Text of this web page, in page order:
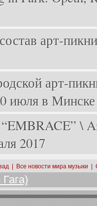
арт-
арт-
июля в Минске
\
2017
Все новости мира музыки